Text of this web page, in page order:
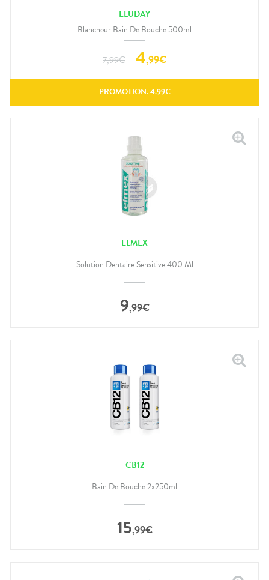
ELUDAY
Blancheur Bain De Bouche 500ml
7,99€ 4,99€
PROMOTION:4.99€
ELMEX
Solution Dentaire Sensitive 400 Ml
9,99€
CB12
Bain De Bouche 2x250ml
15,99€